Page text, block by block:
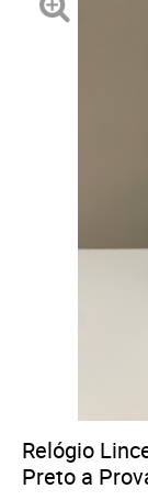
Relógio
Preto a